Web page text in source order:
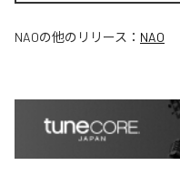
NAOの他のリリース： NAO